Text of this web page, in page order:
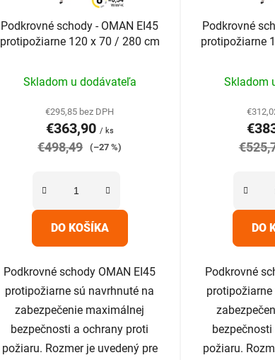
Podkrovné schody - OMAN EI45
protipožiarne 120 x 70 / 280 cm
hodnotenie
produktu
je
4,9
Skladom u dodávateľa
€295,85 bez DPH
€363,90 / ks
€498,49 (–27 %)
DO KOŠÍKA
Podkrovné schody OMAN EI45
protipožiarne sú navrhnuté na
zabezpečenie maximálnej
bezpečnosti a ochrany proti
požiaru. Rozmer je uvedený pre
Podkrovné
protipožiarne
Skladom
DO
Podkrovné
požiaru.